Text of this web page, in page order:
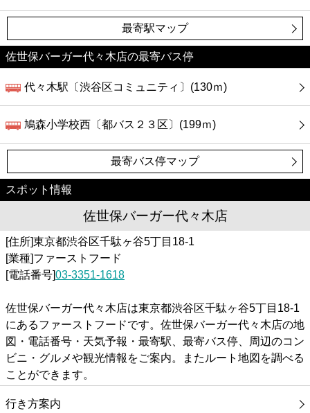
最寄駅マップ
佐世保バーガー代々木店の最寄バス停
代々木駅〔渋谷区コミュニティ〕(130ｍ)
鳩森小学校西〔都バス２３区〕(199ｍ)
最寄バス停マップ
スポット情報
佐世保バーガー代々木店
[住所]東京都渋谷区千駄ヶ谷5丁目18-1
[業種]ファーストフード
[電話番号]03-3351-1618
佐世保バーガー代々木店は東京都渋谷区千駄ヶ谷5丁目18-1
にあるファーストフードです。佐世保バーガー代々木店の地
図・電話番号・天気予報・最寄駅、最寄バス停、周辺のコン
ビニ・グルメや観光情報をご案内。またルート地図を調べる
ことができます。
行き方案内